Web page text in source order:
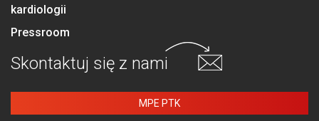
kardiologii
Pressroom
Skontaktuj się z nami
MPE PTK